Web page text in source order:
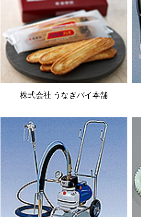
株式会社 うなぎパイ本舗